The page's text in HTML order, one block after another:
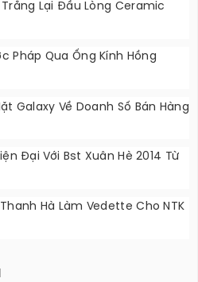
Lại Đầu Lòng Ceramic
Pháp Qua Ống Kính Hồng
Galaxy Về Doanh Số Bán Hàng
Đại Với Bst Xuân Hè 2014 Từ
Hà Làm Vedette Cho NTK